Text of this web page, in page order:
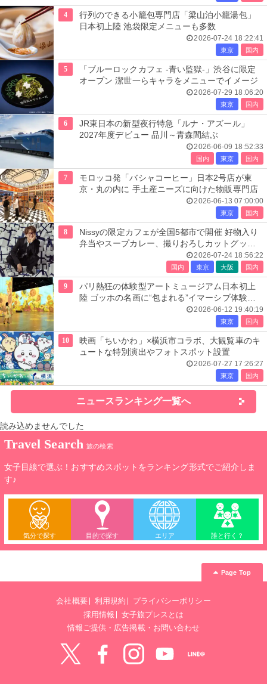
4
行列のできる小籠包専門店「梁山泊小籠湯包」
日本初上陸 池袋限定メニューも多数
2026-07-24 18:22:41
東京 国内
5
「ブルーロックカフェ -青い監獄-」渋谷に限定
オープン 潔世一らキャラをメニューでイメージ
2026-07-29 18:06:20
東京 国内
6
JR東日本の新型夜行特急「ルナ・アズール」
2027年度デビュー 品川～青森間結ぶ
2026-06-09 18:52:33
国内 東京 国内
7
モロッコ発「バシャコーヒー」日本2号店が東
京・丸の内に 手土産ニーズに向けた物販専門店
2026-06-13 07:00:00
東京 国内
8
Nissyの限定カフェが全国5都市で開催 好物入り
弁当やスープカレー、撮りおろしカットグッズ
2026-07-24 18:56:22
国内 東京 大阪 国内
9
パリ熱狂の体験型アートミュージアム日本初上
陸 ゴッホの名画に“包まれる”イマーシブ体験＜
レーヴ・デ・リュミエール＞
2026-06-12 19:40:19
東京 国内
10
映画「ちいかわ」×横浜市コラボ、大観覧車のキ
ュートな特別演出やフォトスポット設置
2026-07-27 17:26:27
東京 国内
ニュースランキング一覧へ
読み込めませんでした
Travel Search 旅の検索
女子目線で選ぶ！おすすめスポットをランキング形式でご紹介しま
す♪
気分で探す 目的で探す エリア 誰と行く？
Page Top
会社概要 利用規約
プライバシーポリシー
採用情報
女子旅プレスとは
情報ご提供・広告掲載・お問い合わせ